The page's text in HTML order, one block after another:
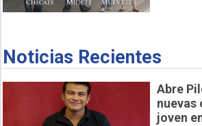
Noticias Recientes
Abre
nuevas
joven